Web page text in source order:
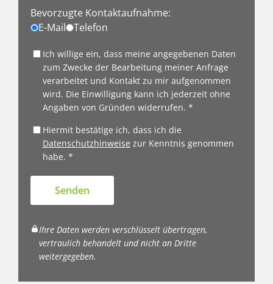
Bevorzugte Kontaktaufnahme:
E-Mail
Telefon
Ich willige ein, dass meine angegebenen Daten
zum Zwecke der Bearbeitung meiner Anfrage
verarbeitet und Kontakt zu mir aufgenommen
wird. Die Einwilligung kann ich jederzeit ohne
Angaben von Gründen widerrufen. *
Hiermit bestätige ich, dass ich die
Datenschutzhinweise zur Kenntnis genommen
habe. *
Senden
Ihre Daten werden verschlüsselt übertragen,
vertraulich behandelt und nicht an Dritte
weitergegeben.